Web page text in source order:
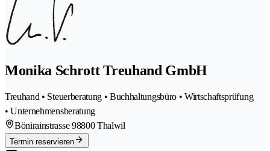
Monika Schrott Treuhand GmbH
Treuhand • Steuerberatung • Buchhaltungsbüro • Wirtschaftsprüfung
• Unternehmensberatung
Bönirainstrasse 98800 Thalwil
Termin reservieren